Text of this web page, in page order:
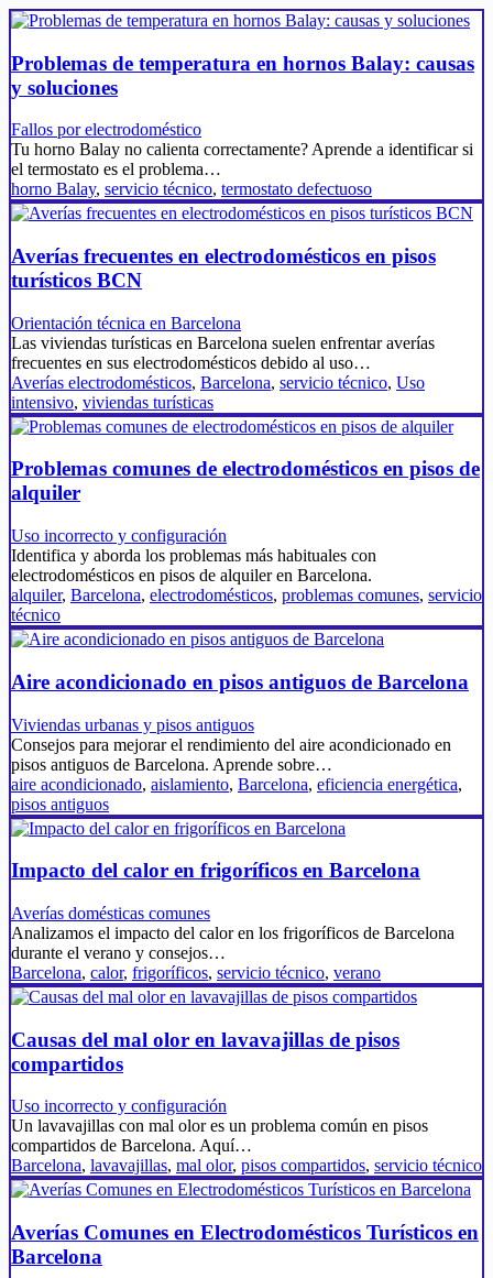
Problemas de temperatura en hornos Balay: causas
y soluciones
Fallos por electrodoméstico
Tu horno Balay no calienta correctamente? Aprende a identificar si
el termostato es el problema…
horno Balay, servicio técnico, termostato defectuoso
Averías frecuentes en electrodomésticos en pisos
turísticos BCN
Orientación técnica en Barcelona
Las viviendas turísticas en Barcelona suelen enfrentar averías
frecuentes en sus electrodomésticos debido al uso…
Averías electrodomésticos, Barcelona, servicio técnico, Uso
intensivo, viviendas turísticas
Problemas comunes de electrodomésticos en pisos de
alquiler
Uso incorrecto y configuración
Identifica y aborda los problemas más habituales con
electrodomésticos en pisos de alquiler en Barcelona.
alquiler, Barcelona, electrodomésticos, problemas comunes, servicio
técnico
Aire acondicionado en pisos antiguos de Barcelona
Viviendas urbanas y pisos antiguos
Consejos para mejorar el rendimiento del aire acondicionado en
pisos antiguos de Barcelona. Aprende sobre…
aire acondicionado, aislamiento, Barcelona, eficiencia energética,
pisos antiguos
Impacto del calor en frigoríficos en Barcelona
Averías domésticas comunes
Analizamos el impacto del calor en los frigoríficos de Barcelona
durante el verano y consejos…
Barcelona, calor, frigoríficos, servicio técnico, verano
Causas del mal olor en lavavajillas de pisos
compartidos
Uso incorrecto y configuración
Un lavavajillas con mal olor es un problema común en pisos
compartidos de Barcelona. Aquí…
Barcelona, lavavajillas, mal olor, pisos compartidos, servicio técnico
Averías Comunes en Electrodomésticos Turísticos en
Barcelona